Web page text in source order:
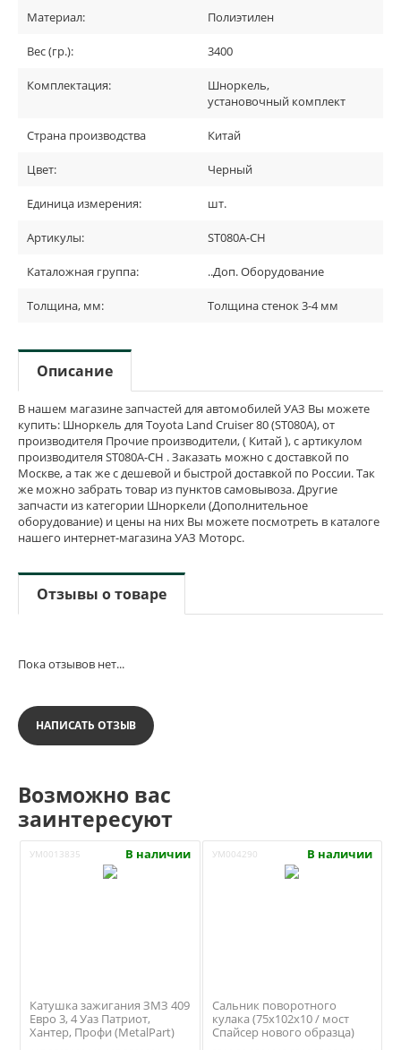
Материал: Полиэтилен
Вес (гр.): 3400
Комплектация:
Шноркель,
установочный комплект
Страна производства Китай
Цвет: Черный
Единица измерения: шт.
Артикулы: ST080A-CH
Каталожная группа: ..Доп. Оборудование
Толщина, мм: Толщина стенок 3-4 мм
Описание
В нашем магазине запчастей для автомобилей УАЗ Вы можете
купить: Шноркель для Toyota Land Cruiser 80 (ST080A), от
производителя Прочие производители, ( Китай ), с артикулом
производителя ST080A-CH . Заказать можно с доставкой по
Москве, а так же с дешевой и быстрой доставкой по России. Так
же можно забрать товар из пунктов самовывоза. Другие
запчасти из категории Шноркели (Дополнительное
оборудование) и цены на них Вы можете посмотреть в каталоге
нашего интернет-магазина УАЗ Моторс.
Отзывы о товаре
Пока отзывов нет...
НАПИСАТЬ ОТЗЫВ
Возможно вас
заинтересуют
УМ0013835 В наличии
Катушка зажигания ЗМЗ 409
Евро 3, 4 Уаз Патриот,
Хантер, Профи (MetalPart)
УМ004290 В наличии
Сальник поворотного
кулака (75х102х10 / мост
Спайсер нового образца)